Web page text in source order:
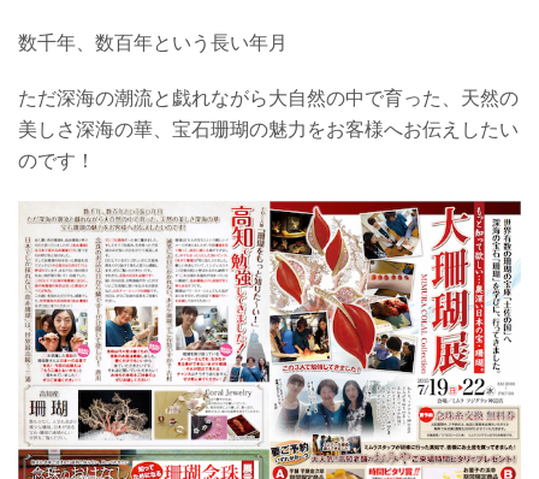
数千年、数百年という長い年月
ただ深海の潮流と戯れながら大自然の中で育った、天然の
美しさ深海の華、宝石珊瑚の魅力をお客様へお伝えしたい
のです！